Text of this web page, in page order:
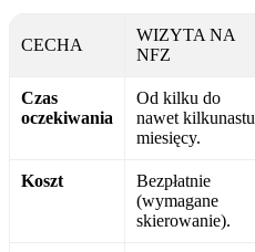
CECHA
WIZYTA NA
NFZ
Czas
oczekiwania
Od kilku do
nawet kilkunastu
miesięcy.
Koszt
Bezpłatnie
(wymagane
skierowanie).